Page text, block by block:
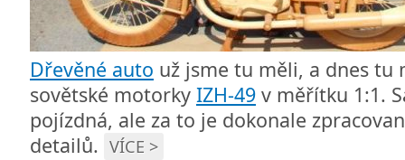
Dřevěné auto už jsme tu měli, a dnes
sovětské motorky IZH-49 v měřítku 1:1.
pojízdná, ale za to je dokonale
detailů. VÍCE >